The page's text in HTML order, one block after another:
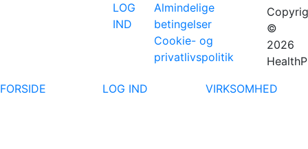
LOG
IND
Almindelige
betingelser
Cookie- og
privatlivspolitik
©
2026
FORSIDE
LOG IND VIRKSOMHED